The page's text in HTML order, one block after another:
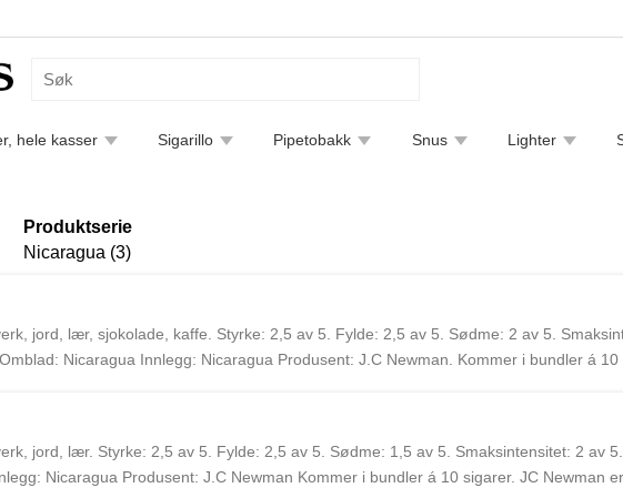
hele kasser Sigarillo Pipetobakk Snus Lighter
Produktserie
Nicaragua (3)
jord, lær, sjokolade, kaffe. Styrke: 2,5 av 5. Fylde: 2,5 av 5. Sødme: 2 av 5.
Nicaragua Innlegg: Nicaragua Produsent: J.C Newman. Kommer i bundler á
er i dag produsert i Nicaragua og Dominikanske Republikk, men de har fortsatt
jord, lær. Styrke: 2,5 av 5. Fylde: 2,5 av 5. Sødme: 1,5 av 5. Smaksintensitet: 2 av
Nicaragua Produsent: J.C Newman Kommer i bundler á 10 sigarer. JC Newman